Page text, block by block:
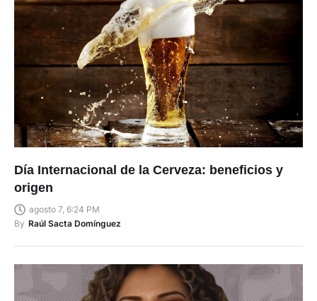
Día Internacional de la Cerveza: beneficios y
origen
agosto 7, 6:24 PM
By Raúl Sacta Domínguez